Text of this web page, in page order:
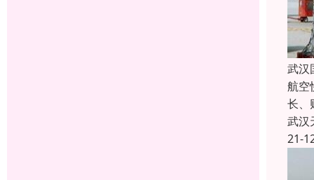
武汉
航空
长、
武汉
21-